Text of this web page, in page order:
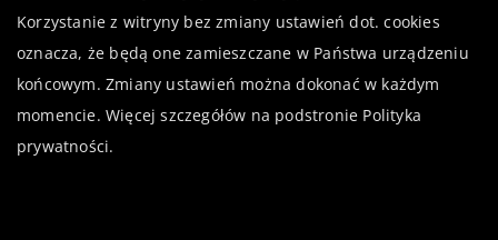
Korzystanie z witryny bez zmiany ustawień dot. cookies
oznacza, że będą one zamieszczane w Państwa urządzeniu
końcowym. Zmiany ustawień można dokonać w każdym
momencie. Więcej szczegółów na podstronie Polityka
prywatności.